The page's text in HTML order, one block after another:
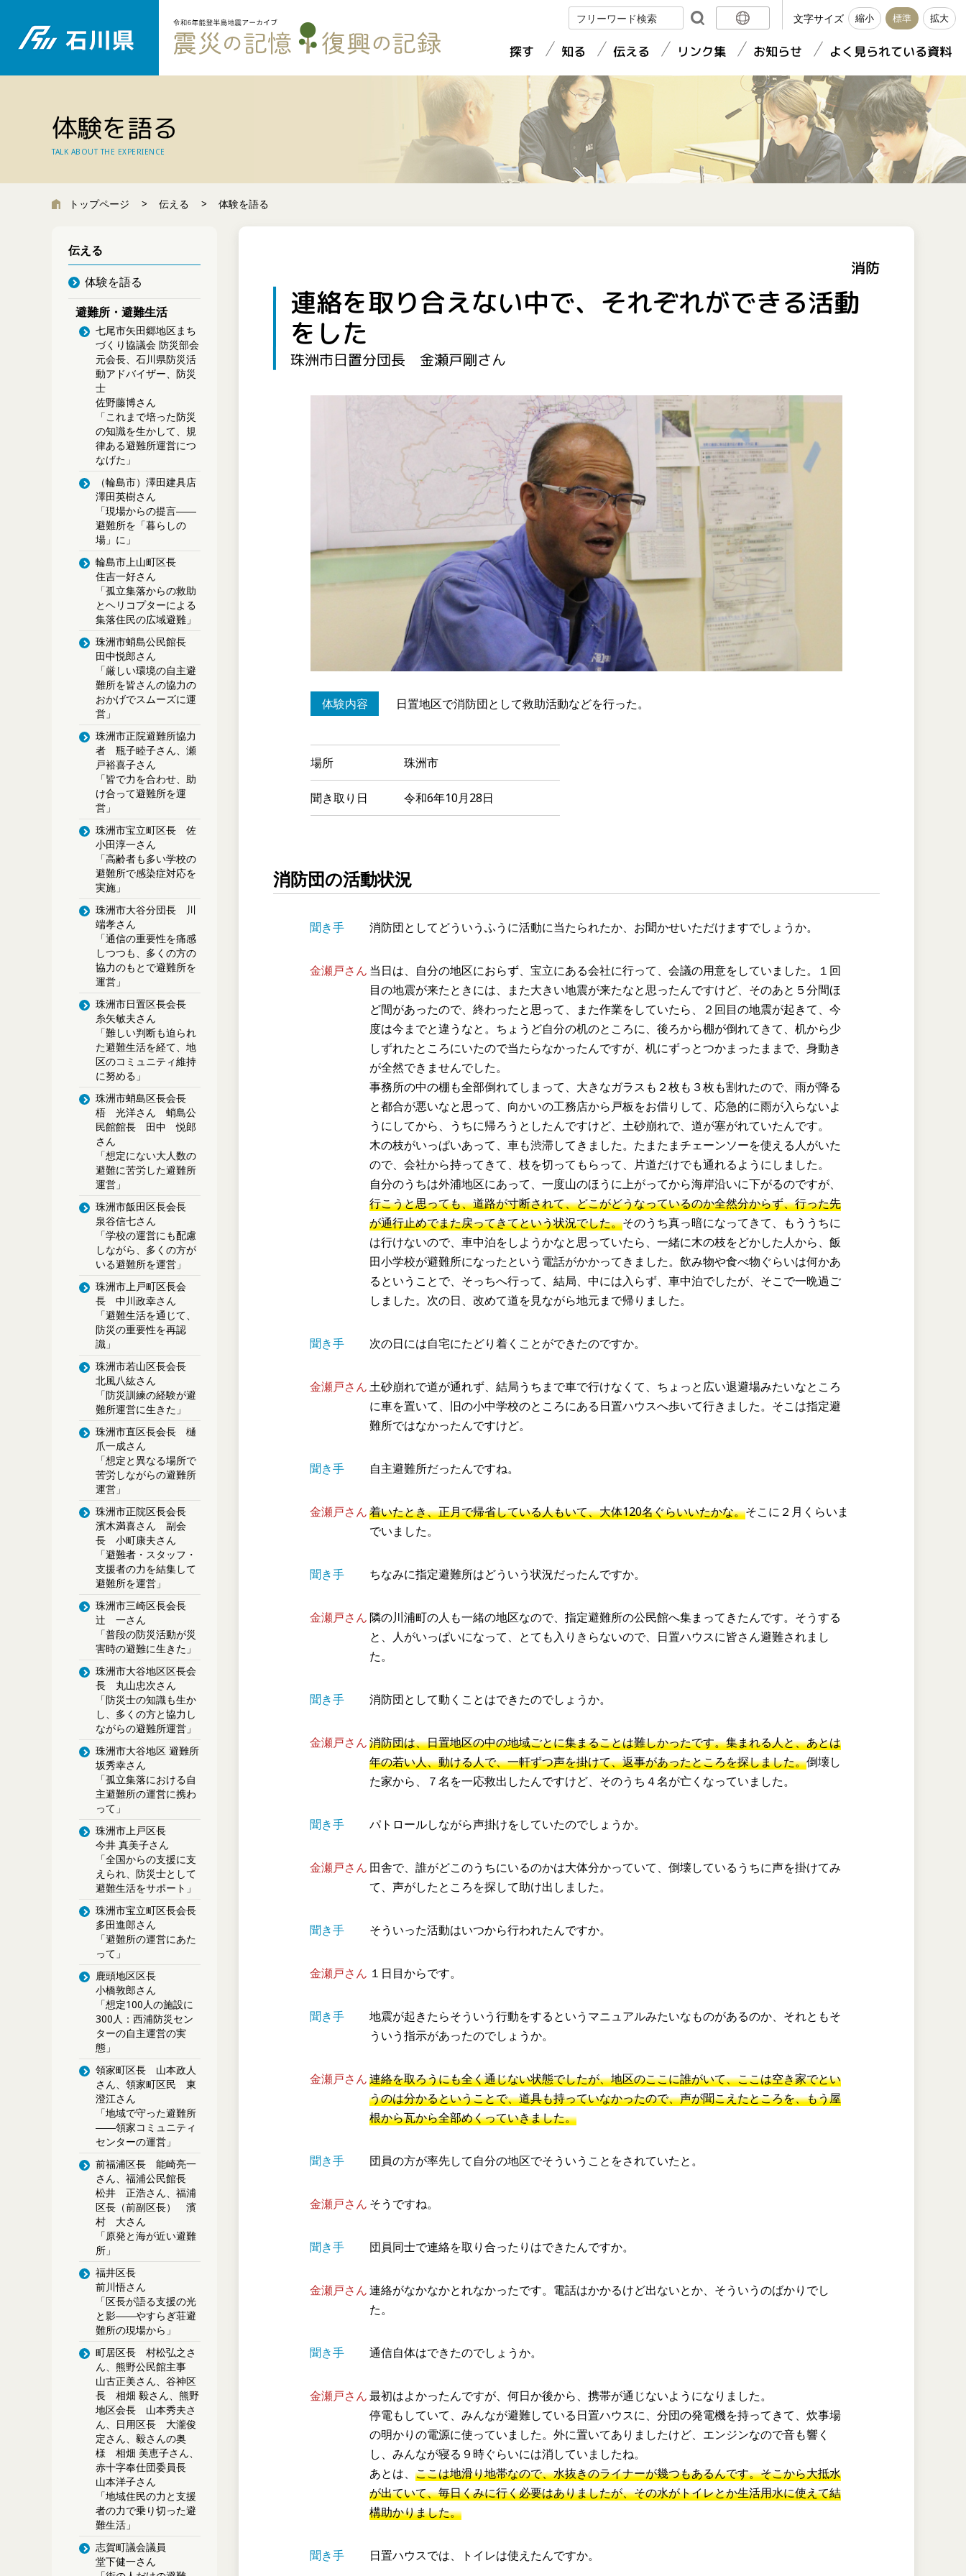
日本語
簡体中文
繁體中文
文字サイズ 縮小 標準 拡大
探す
検証・復興プラン
被災状況
復旧・復興
知る
地震・豪雨の被害
復興へのあゆみ
ビジュアルコンテンツ
初動対応と検証
伝える
体験を語る
リンク集 お知らせ よく見られている資料
体験を語る
TALK ABOUT THE EXPERIENCE
トップページ 伝える 体験を語る
消防
連絡を取り合えない中で、それぞれができる活動
をした
珠洲市日置分団長 金瀬戸剛さん
体験内容 日置地区で消防団として救助活動などを行った。
場所 珠洲市
聞き取り日 令和6年10月28日
消防団の活動状況
聞き手 消防団としてどういうふうに活動に当たられたか、お聞かせいただけますでしょうか。
金瀬戸さん 当日は、自分の地区におらず、宝立にある会社に行って、会議の用意をしていました。１回
目の地震が来たときには、また大きい地震が来たなと思ったんですけど、そのあと５分間ほ
ど間があったので、終わったと思って、また作業をしていたら、２回目の地震が起きて、今
度は今までと違うなと。ちょうど自分の机のところに、後ろから棚が倒れてきて、机から少
しずれたところにいたので当たらなかったんですが、机にずっとつかまったままで、身動き
が全然できませんでした。
事務所の中の棚も全部倒れてしまって、大きなガラスも２枚も３枚も割れたので、雨が降る
と都合が悪いなと思って、向かいの工務店から戸板をお借りして、応急的に雨が入らないよ
うにしてから、うちに帰ろうとしたんですけど、土砂崩れで、道が塞がれていたんです。
木の枝がいっぱいあって、車も渋滞してきました。たまたまチェーンソーを使える人がいた
ので、会社から持ってきて、枝を切ってもらって、片道だけでも通れるようにしました。
自分のうちは外浦地区にあって、一度山のほうに上がってから海岸沿いに下がるのですが、
行こうと思っても、道路が寸断されて、どこがどうなっているのか全然分からず、行った先
が通行止めでまた戻ってきてという状況でした。そのうち真っ暗になってきて、もううちに
は行けないので、車中泊をしようかなと思っていたら、一緒に木の枝をどかした人から、飯
田小学校が避難所になったという電話がかかってきました。飲み物や食べ物ぐらいは何かあ
るということで、そっちへ行って、結局、中には入らず、車中泊でしたが、そこで一晩過ご
しました。次の日、改めて道を見ながら地元まで帰りました。
聞き手 次の日には自宅にたどり着くことができたのですか。
金瀬戸さん土砂崩れで道が通れず、結局うちまで車で行けなくて、ちょっと広い退避場みたいなところ
に車を置いて、旧の小中学校のところにある日置ハウスへ歩いて行きました。そこは指定避
難所ではなかったんですけど。
聞き手 自主避難所だったんですね。
金瀬戸さん着いたとき、正月で帰省している人もいて、大体120名ぐらいいたかな。そこに２月くらいま
でいました。
聞き手 ちなみに指定避難所はどういう状況だったんですか。
金瀬戸さん隣の川浦町の人も一緒の地区なので、指定避難所の公民館へ集まってきたんです。そうする
と、人がいっぱいになって、とても入りきらないので、日置ハウスに皆さん避難されまし
た。
聞き手 消防団として動くことはできたのでしょうか。
金瀬戸さん消防団は、日置地区の中の地域ごとに集まることは難しかったです。集まれる人と、あとは
年の若い人、動ける人で、一軒ずつ声を掛けて、返事があったところを探しました。倒壊し
た家から、７名を一応救出したんですけど、そのうち４名が亡くなっていました。
聞き手 パトロールしながら声掛けをしていたのでしょうか。
金瀬戸さん 田舎で、誰がどこのうちにいるのかは大体分かっていて、倒壊しているうちに声を掛けてみ
て、声がしたところを探して助け出しました。
聞き手 そういった活動はいつから行われたんですか。
金瀬戸さん １日目からです。
聞き手
地震が起きたらそういう行動をするというマニュアルみたいなものがあるのか、それともそ
ういう指示があったのでしょうか。
金瀬戸さん連絡を取ろうにも全く通じない状態でしたが、地区のここに誰がいて、ここは空き家でとい
うのは分かるということで、道具も持っていなかったので、声が聞こえたところを、もう屋
根から瓦から全部めくっていきました。
聞き手 団員の方が率先して自分の地区でそういうことをされていたと。
金瀬戸さん そうですね。
聞き手 団員同士で連絡を取り合ったりはできたんですか。
金瀬戸さん連絡がなかなかとれなかったです。電話はかかるけど出ないとか、そういうのばかりでし
た。
聞き手 通信自体はできたのでしょうか。
金瀬戸さん最初はよかったんですが、何日か後から、携帯が通じないようになりました。
停電もしていて、みんなが避難している日置ハウスに、分団の発電機を持ってきて、炊事場
の明かりの電源に使っていました。外に置いてありましたけど、エンジンなので音も響く
し、みんなが寝る９時ぐらいには消していましたね。
あとは、 ここは地滑り地帯なので、水抜きのライナーが幾つもあるんです。そこから大抵水
が出ていて、毎日くみに行く必要はありましたが、その水がトイレとか生活用水に使えて結
構助かりました。
聞き手 日置ハウスでは、トイレは使えたんですか。
伝える
体験を語る
避難所・避難生活
七尾市矢田郷地区まち
づくり協議会 防災部会
元会長、石川県防災活
動アドバイザー、防災
士
佐野藤博さん
「これまで培った防災
の知識を生かして、規
律ある避難所運営につ
なげた」
（輪島市）澤田建具店
澤田英樹さん
「現場からの提言――
避難所を「暮らしの
場」に」
輪島市上山町区長
住吉一好さん
「孤立集落からの救助
とヘリコプターによる
集落住民の広域避難」
珠洲市蛸島公民館長
田中悦郎さん
「厳しい環境の自主避
難所を皆さんの協力の
おかげでスムーズに運
営」
珠洲市正院避難所協力
者 瓶子睦子さん、瀬
戸裕喜子さん
「皆で力を合わせ、助
け合って避難所を運
営」
珠洲市宝立町区長 佐
小田淳一さん
「高齢者も多い学校の
避難所で感染症対応を
実施」
珠洲市大谷分団長 川
端孝さん
「通信の重要性を痛感
しつつも、多くの方の
協力のもとで避難所を
運営」
珠洲市日置区長会長
糸矢敏夫さん
「難しい判断も迫られ
た避難生活を経て、地
区のコミュニティ維持
に努める」
珠洲市蛸島区長会長
梧 光洋さん 蛸島公
民館館長 田中 悦郎
さん
「想定にない大人数の
避難に苦労した避難所
運営」
珠洲市飯田区長会長
泉谷信七さん
「学校の運営にも配慮
しながら、多くの方が
いる避難所を運営」
珠洲市上戸町区長会
長 中川政幸さん
「避難生活を通じて、
防災の重要性を再認
識」
珠洲市若山区長会長
北風八紘さん
「防災訓練の経験が避
難所運営に生きた」
珠洲市直区長会長 樋
爪一成さん
「想定と異なる場所で
苦労しながらの避難所
運営」
珠洲市正院区長会長
濱木満喜さん 副会
長 小町康夫さん
「避難者・スタッフ・
支援者の力を結集して
避難所を運営」
珠洲市三崎区長会長
辻 一さん
「普段の防災活動が災
害時の避難に生きた」
珠洲市大谷地区区長会
長 丸山忠次さん
「防災士の知識も生か
し、多くの方と協力し
ながらの避難所運営」
珠洲市大谷地区 避難所
坂秀幸さん
「孤立集落における自
主避難所の運営に携わ
って」
珠洲市上戸区長
今井 真美子さん
「全国からの支援に支
えられ、 防災士として
避難生活をサポート」
珠洲市宝立町区長会長
多田進郎さん
「避難所の運営にあた
って」
鹿頭地区区長
小橋敦郎さん
「想定100人の施設に
300人：西浦防災セン
ターの自主運営の実
態」
領家町区長 山本政人
さん、領家町区民 東
澄江さん
「地域で守った避難所
――領家コミュニティ
センターの運営」
前福浦区長 能崎亮一
さん、福浦公民館長
松井 正浩さん、福浦
区長（前副区長） 濱
村 大さん
「原発と海が近い避難
所」
福井区長
前川悟さん
「区長が語る支援の光
と影――やすらぎ荘避
難所の現場から」
町居区長 村松弘之さ
ん、熊野公民館主事
山古正美さん、谷神区
長 相畑 毅さん、熊野
地区会長 山本秀夫さ
ん、日用区長 大瀧俊
定さん、毅さんの奥
様 相畑 美恵子さん、
赤十字奉仕団委員長
山本洋子さん
「地域住民の力と支援
者の力で乗り切った避
難生活」
志賀町議会議員
堂下健一さん